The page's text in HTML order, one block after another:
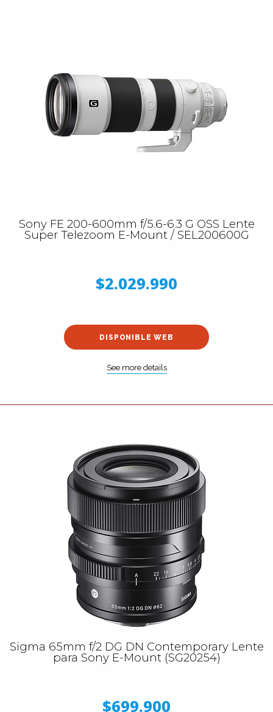
Sony FE 200-600mm f/5.6-6.3 G OSS Lente
Super Telezoom E-Mount / SEL200600G
$2.029.990
DISPONIBLE WEB
See more details
Sigma 65mm f/2 DG DN Contemporary Lente
para Sony E-Mount (SG20254)
$699.900